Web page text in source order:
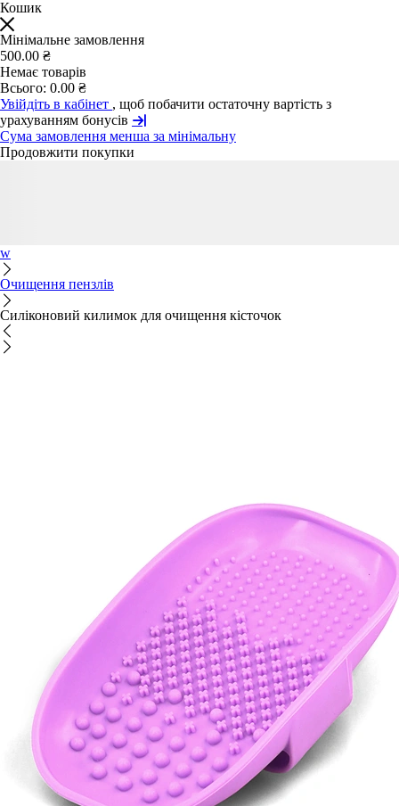
Кошик
Мінімальне замовлення
500.00 ₴
Немає товарів
Всього: 0.00 ₴
Увійдіть в кабінет , щоб побачити остаточну вартість з
урахуванням бонусів
Сума замовлення менша за мінімальну
Продовжити покупки
w
Очищення пензлів
Силіконовий килимок для очищення кісточок